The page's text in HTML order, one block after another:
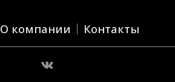
О компании Контакты